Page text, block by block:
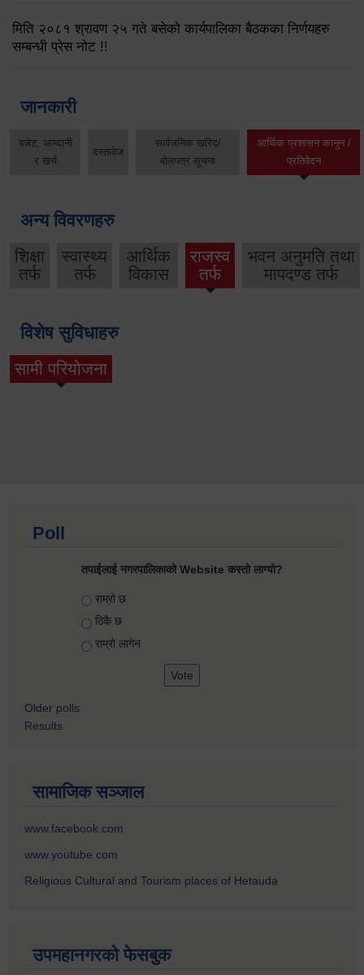
मिति २०८१ श्रावण २५ गते बसेको कार्यपालिका बैठकका निर्णयहरु
सम्बन्धी प्रेस नोट !!
जानकारी
बजेट, आम्दानी
र खर्च
दस्तावेज
सार्वजनिक खरिद/
बोलपत्र सूचना
आर्थिक प्रशासन कानुन /
प्रतिवेदन
अन्य विवरणहरु
शिक्षा
तर्फ
स्वास्थ्य
तर्फ
आर्थिक
विकास
राजस्व
तर्फ
भवन अनुमति तथा
मापदण्ड तर्फ
विशेष सुविधाहरु
सामी परियोजना
(active tab)
Poll
तपाईलाई नगरपालिकाको Website कस्तो लाग्यो?
Choices
राम्रो छ
ठिकै छ
राम्रो लागेन
Older polls
Results
सामाजिक सञ्जाल
www.facebook.com
www.youtube.com
Religious Cultural and Tourism places of Hetauda
उपमहानगरको फेसबुक